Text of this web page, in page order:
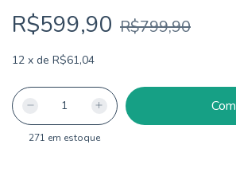
R$599,90 R$799,90
12 x de R$61,04
271 em estoque